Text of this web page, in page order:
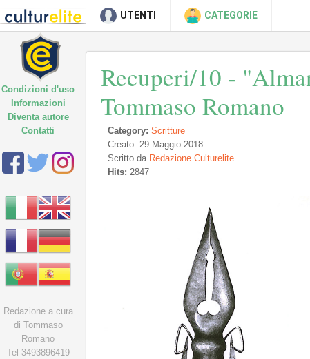
UTENTI CATEGORIE
Recuperi/10 -
Tommaso Romano
Category: Scritture
Creato: 29 Maggio 2018
Scritto da Redazione Culturelite
Hits: 2847
Condizioni d'uso
Informazioni
Diventa autore
Contatti
Redazione a cura
di Tommaso
Romano
Tel 3493896419